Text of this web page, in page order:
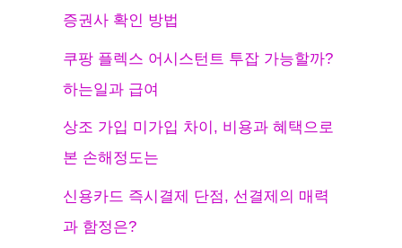
증권사 확인 방법
쿠팡 플렉스 어시스턴트 투잡 가능할까?
하는일과 급여
상조 가입 미가입 차이, 비용과 혜택으로
본 손해정도는
신용카드 즉시결제 단점, 선결제의 매력
과 함정은?